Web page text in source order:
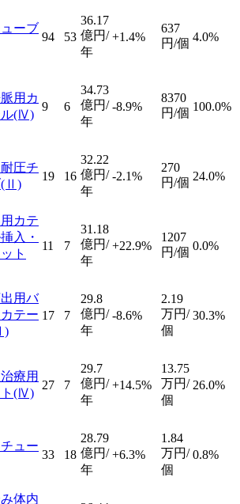
ーブ
94 53
36.17
億円/
年
+1.4%
637
円/個 4.0%
用カ
(Ⅳ)
9 6
34.73
億円/
年
-8.9%
8370
円/個 100.0%
圧チ
(Ⅱ)
19 16
32.22
億円/
年
-2.1%
270
円/個 24.0%
カテ
入・
ト
11 7
31.18
億円/
年
+22.9%
1207
円/個 0.0%
用バ
テー 17 7
29.8
億円/
年
-8.6%
2.19
万円/
個
30.3%
療用
(Ⅳ)
27 7
29.7
億円/
年
+14.5%
13.75
万円/
個
26.0%
ュー
33 18
28.79
億円/
年
+6.3%
1.84
万円/
個
0.8%
体内